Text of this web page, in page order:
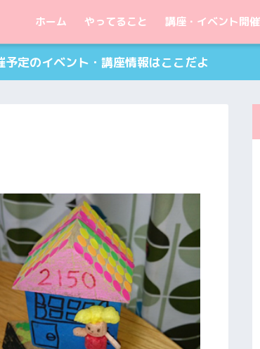
ホーム やってること 講座・イベント開
予定のイベント・講座情報はここだよ